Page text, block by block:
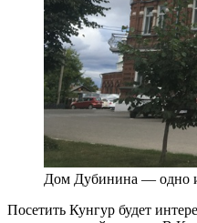
Дом Дубинина — одно
Посетить Кунгур будет